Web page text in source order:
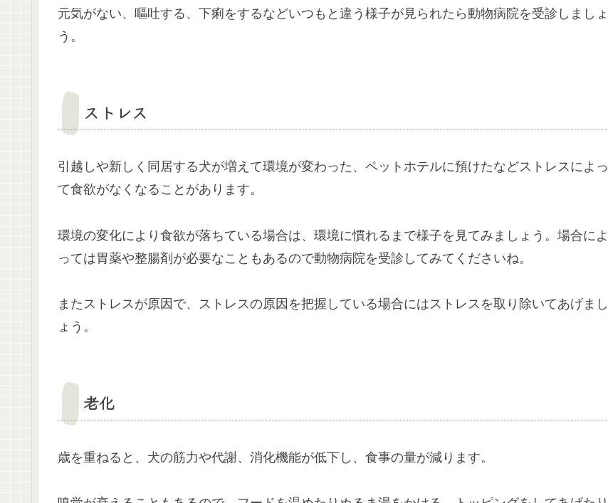
元気がない、嘔吐する、下痢をするなどいつもと違う様子が見られたら動物病院を受診しましょ
う。
ストレス
引越しや新しく同居する犬が増えて環境が変わった、ペットホテルに預けたなどストレスによっ
て食欲がなくなることがあります。
環境の変化により食欲が落ちている場合は、環境に慣れるまで様子を見てみましょう。場合によ
っては胃薬や整腸剤が必要なこともあるので動物病院を受診してみてくださいね。
またストレスが原因で、ストレスの原因を把握している場合にはストレスを取り除いてあげまし
ょう。
老化
歳を重ねると、犬の筋力や代謝、消化機能が低下し、食事の量が減ります。